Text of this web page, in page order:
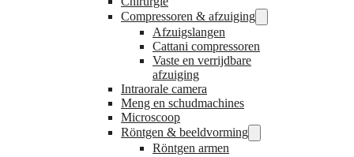
Compressoren & afzuiging
Afzuigslangen
Cattani compressoren
Vaste en verrijdbare
afzuiging
Intraorale camera
Meng en schudmachines
Microscoop
Röntgen & beeldvorming
Röntgen armen